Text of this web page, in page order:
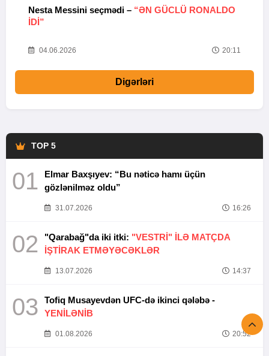
Nesta Messini seçmədi – “ƏN GÜCLÜ RONALDO
IDI”
04.06.2026 20:11
Digərləri
TOP 5
01
Elmar Baxşıyev: “Bu nəticə hamı üçün
gözlənilməz oldu”
31.07.2026 16:26
02 "Qarabağ"da iki itki: "VESTRİ" İLƏ MATÇDA
İŞTİRAK ETMƏYƏCƏKLƏR
13.07.2026 14:37
03
Tofiq Musayevdən UFC-də ikinci qələbə -
YENİLƏNİB
01.08.2026 20:52